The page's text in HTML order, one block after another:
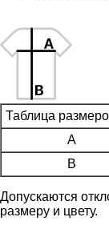
Таблица
A
B
Допускаются
размеру и цвету.